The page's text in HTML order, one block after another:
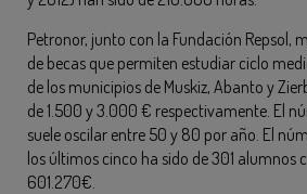
Petronor, junto con la Fundación Repsol,
de becas que permiten estudiar ciclo
de los municipios de Muskiz, Abanto y
de 1.500 y 3.000 € respectivamente. El
suele oscilar entre 50 y 80 por año. El
los últimos cinco ha sido de 301 alumnos
601.270€.